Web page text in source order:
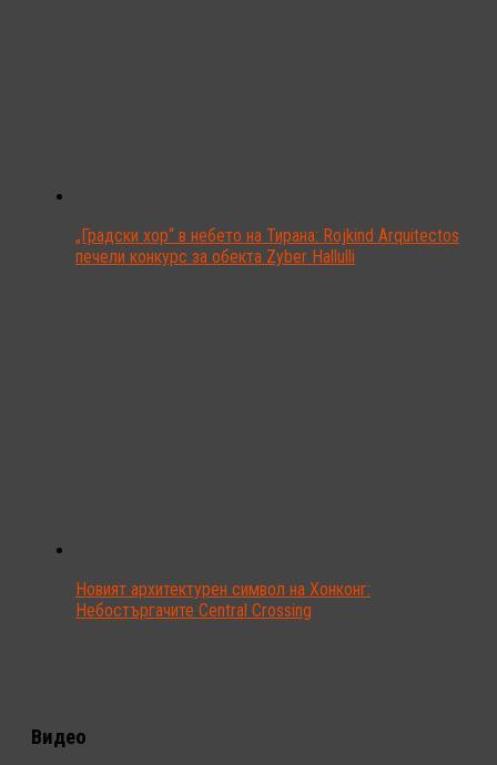
„Градски хор“ в небето на Тирана: Rojkind Arquitectos
печели конкурс за обекта Zyber Hallulli
Новият архитектурен символ на Хонконг:
Небостъргачите Central Crossing
Видео